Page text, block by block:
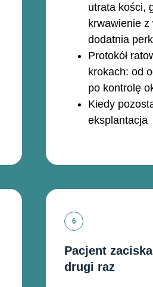
utrata kości,
krwawienie z
dodatnia
Protokół
krokach: od
po kontrolę
Kiedy
eksplantacja
Pacjent
drugi raz